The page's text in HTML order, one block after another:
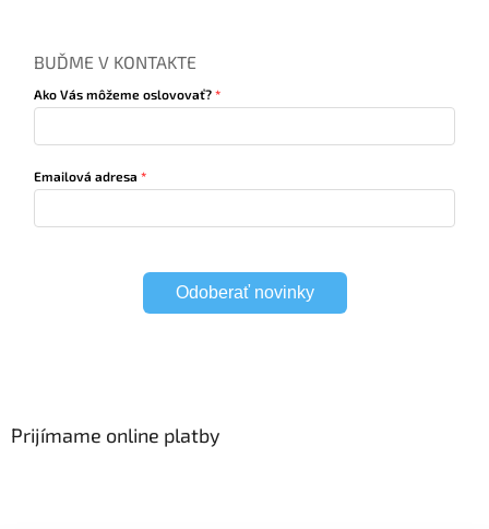
BUĎME V KONTAKTE
Ako Vás môžeme oslovovať?
Emailová adresa
Odoberať novinky
Prijímame online platby